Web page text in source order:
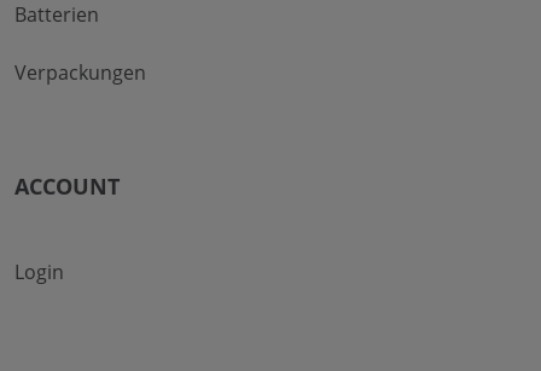
Batterien
Verpackungen
ACCOUNT
Login